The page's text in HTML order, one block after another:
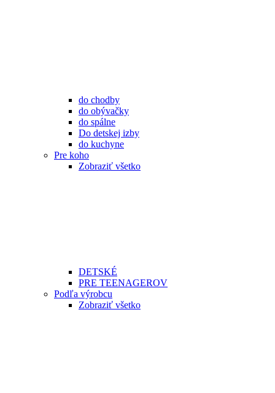
do chodby
do obývačky
do spálne
Do detskej izby
do kuchyne
Pre koho
Zobraziť všetko
DETSKÉ
PRE TEENAGEROV
Podľa výrobcu
Zobraziť všetko